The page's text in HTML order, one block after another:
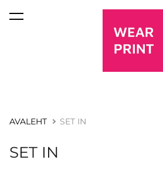
lisati ostukorvi.
AVALEHT SET IN
SET IN